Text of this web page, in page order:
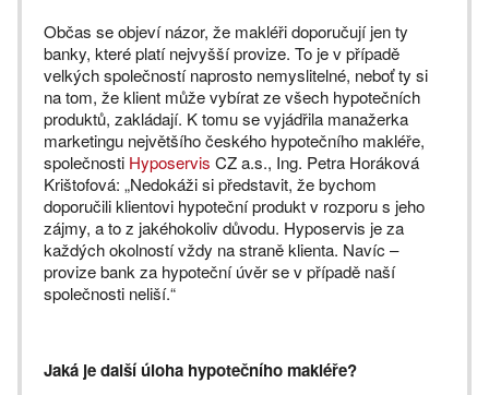
Občas se objeví názor, že makléři doporučují jen ty
banky, které platí nejvyšší provize. To je v případě
velkých společností naprosto nemyslitelné, neboť ty si
na tom, že klient může vybírat ze všech hypotečních
produktů, zakládají. K tomu se vyjádřila manažerka
marketingu největšího českého hypotečního makléře,
společnosti Hyposervis CZ a.s., Ing. Petra Horáková
Krištofová: „Nedokáži si představit, že bychom
doporučili klientovi hypoteční produkt v rozporu s jeho
zájmy, a to z jakéhokoliv důvodu. Hyposervis je za
každých okolností vždy na straně klienta. Navíc –
provize bank za hypoteční úvěr se v případě naší
společnosti neliší.“
Jaká je další úloha hypotečního makléře?